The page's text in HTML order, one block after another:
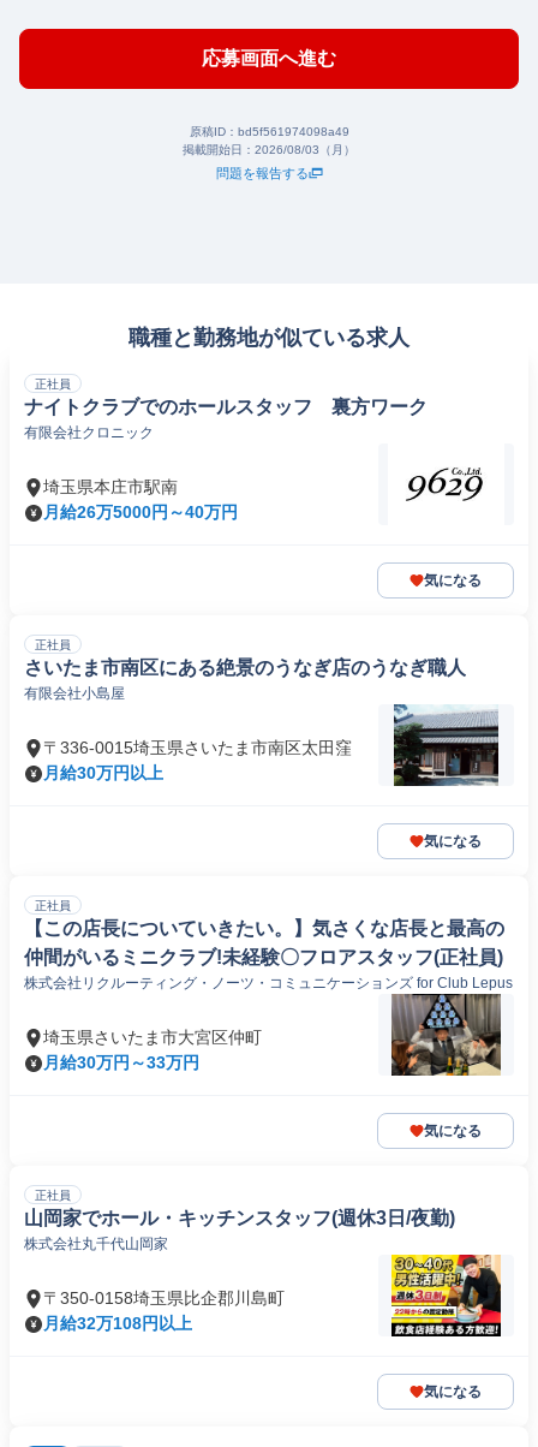
応募画面へ進む
原稿ID： bd5f561974098a49
掲載開始日： 2026/08/03（月）
問題を報告する
職種と勤務地が似ている求人
正社員
ナイトクラブでのホールスタッフ 裏方ワーク
有限会社クロニック
埼玉県本庄市駅南
月給26万5000円～40万円
気になる
正社員
さいたま市南区にある絶景のうなぎ店のうなぎ職人
有限会社小島屋
〒336-0015埼玉県さいたま市南区太田窪
月給30万円以上
気になる
正社員
【この店長についていきたい。】気さくな店長と最高の
仲間がいるミニクラブ!未経験〇フロアスタッフ(正社員)
株式会社リクルーティング・ノーツ・コミュニケーションズ for Club Lepus
埼玉県さいたま市大宮区仲町
月給30万円～33万円
気になる
正社員
山岡家でホール・キッチンスタッフ(週休3日/夜勤)
株式会社丸千代山岡家
〒350-0158埼玉県比企郡川島町
月給32万108円以上
気になる